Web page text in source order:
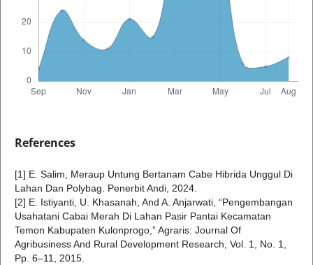
References
[1] E. Salim, Meraup Untung Bertanam Cabe Hibrida Unggul Di
Lahan Dan Polybag. Penerbit Andi, 2024.
[2] E. Istiyanti, U. Khasanah, And A. Anjarwati, “Pengembangan
Usahatani Cabai Merah Di Lahan Pasir Pantai Kecamatan
Temon Kabupaten Kulonprogo,” Agraris: Journal Of
Agribusiness And Rural Development Research, Vol. 1, No. 1,
Pp. 6–11, 2015.